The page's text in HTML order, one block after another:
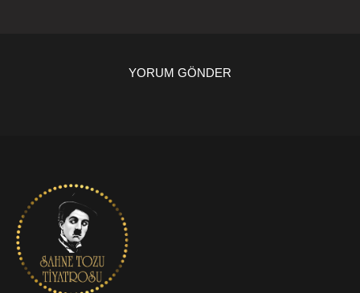
YORUM GÖNDER